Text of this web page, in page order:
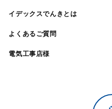
イデックスでんきとは
よくあるご質問
電気工事店様